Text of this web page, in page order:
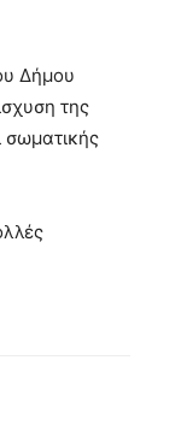
Δήμου
της
σωματικής